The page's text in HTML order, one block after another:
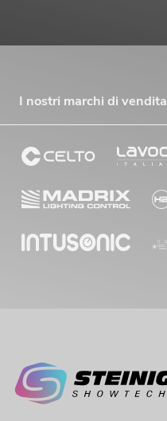
I nostri marchi di vendita